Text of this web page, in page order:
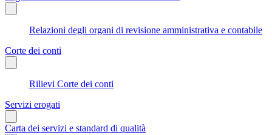
Relazioni degli organi di revisione amministrativa e contabile
Corte dei conti
Rilievi Corte dei conti
Servizi erogati
Carta dei servizi e standard di qualità